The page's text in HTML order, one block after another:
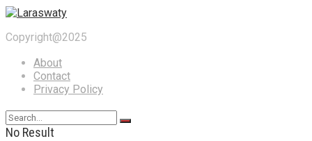
Copyright@2025
About
Contact
Privacy Policy
No Result